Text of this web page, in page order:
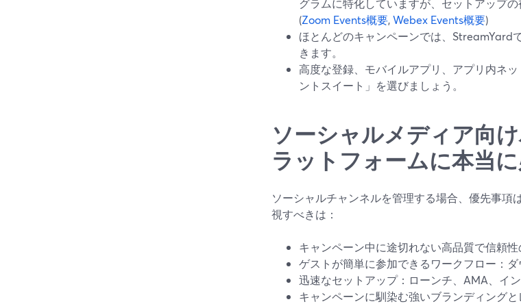
(Zoom Events概要,Webex Events概要)
ほとんどのキャンペーンでは、StreamYard
きます。
高度な登録、モバイルアプリ、アプリ内ネ
ントスイート」を選びましょう。
ソーシャルメディア向
ラットフォームに本当
ソーシャルチャンネルを管理する場合、優先事
視すべきは：
キャンペーン中に途切れない高品質で信頼
ゲストが簡単に参加できるワークフロー：
迅速なセットアップ：ローンチ、AMA、イ
キャンペーンに馴染む強いブランディングと